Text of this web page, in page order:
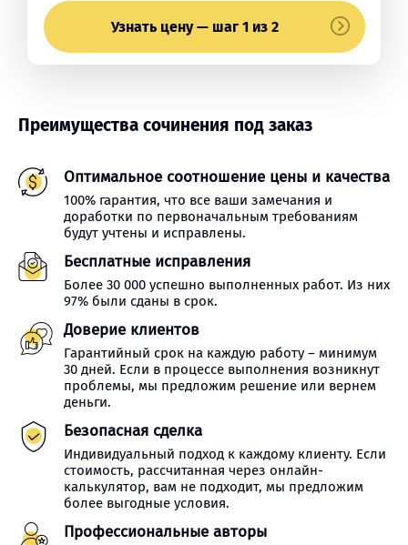
Узнать цену — шаг 1 из 2
Преимущества сочинения под заказ
Оптимальное соотношение цены и качества
100% гарантия, что все ваши замечания и
доработки по первоначальным требованиям
будут учтены и исправлены.
Бесплатные исправления
Более 30 000 успешно выполненных работ. Из них
97% были сданы в срок.
Доверие клиентов
Гарантийный срок на каждую работу – минимум
30 дней. Если в процессе выполнения возникнут
проблемы, мы предложим решение или вернем
деньги.
Безопасная сделка
Индивидуальный подход к каждому клиенту. Если
стоимость, рассчитанная через онлайн-
калькулятор, вам не подходит, мы предложим
более выгодные условия.
Профессиональные авторы